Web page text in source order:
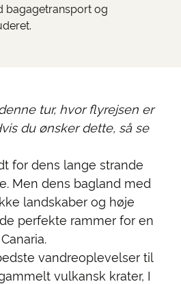
bagagetransport og
tur, hvor flyrejsen er
du ønsker dette, så se
for dens lange strande
Men dens bagland med
landskaber og høje
perfekte rammer for en
vandreoplevelser til
vulkansk krater, I